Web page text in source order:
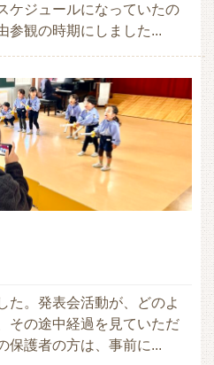
ケジュールになっていたの
参観の時期にしました...
た。発表会活動が、どのよ
その途中経過を見ていただ
保護者の方は、事前に...